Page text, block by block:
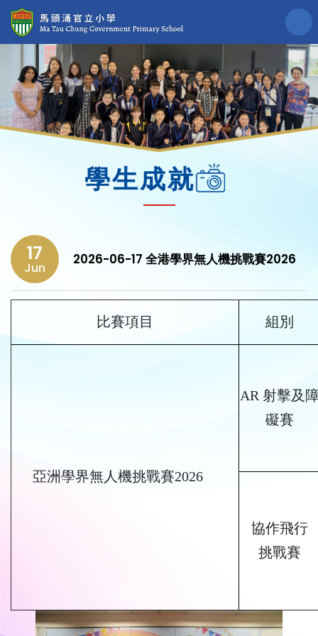
學生成就
17
Jun
2026-06-17 全港學界無人機挑戰賽2026
比賽項目 組別
亞洲學界無人機挑戰賽2026
AR 射擊及
礙賽
協作飛行
挑戰賽